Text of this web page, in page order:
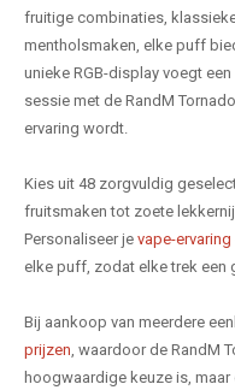
fruitige combinaties,
mentholsmaken, elke puff
unieke RGB-display voegt
sessie met de RandM
ervaring wordt.
Kies uit 48 zorgvuldig
fruitsmaken tot zoete
Personaliseer je vape-ervaring
elke puff, zodat elke trek een
Bij aankoop van meerdere
prijzen , waardoor de RandM
hoogwaardige keuze is,